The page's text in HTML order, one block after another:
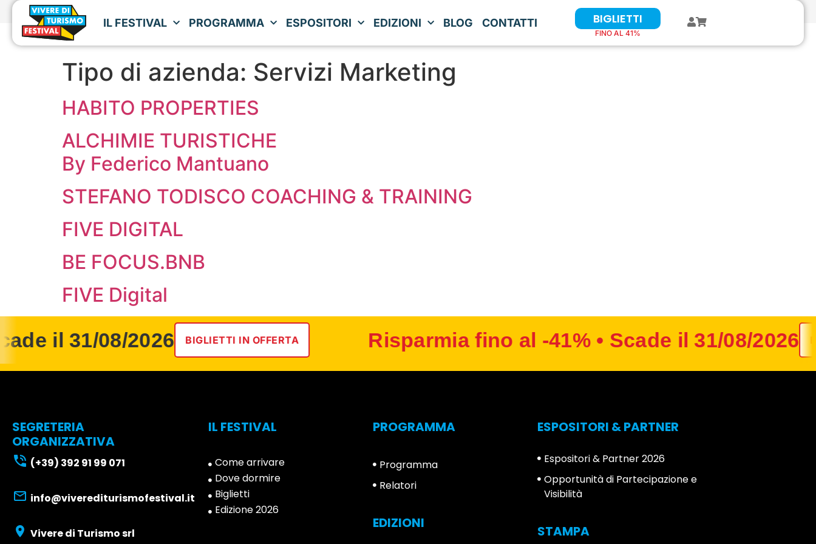
IL FESTIVAL PROGRAMMA ESPOSITORI EDIZIONI BLOG CONTATTI BIGLIETTI
FINO AL 41%
Tipo di azienda: Servizi Marketing
HABITO PROPERTIES
ALCHIMIE TURISTICHE
By Federico Mantuano
STEFANO TODISCO COACHING & TRAINING
FIVE DIGITAL
BE FOCUS.BNB
FIVE Digital
il 31/08/2026 BIGLIETTI IN OFFERTA Risparmia fino al -41% • Scade il 31/08/2026
SEGRETERIA
ORGANIZZATIVA
(+39) 392 91 99 071
info@viverediturismofestival.it
Vivere di Turismo srl
IL FESTIVAL
Come arrivare
Dove dormire
Biglietti
Edizione 2026
PROGRAMMA
Programma
Relatori
EDIZIONI
ESPOSITORI & PARTNER
Espositori & Partner 2026
Opportunità di Partecipazione e
Visibilità
STAMPA